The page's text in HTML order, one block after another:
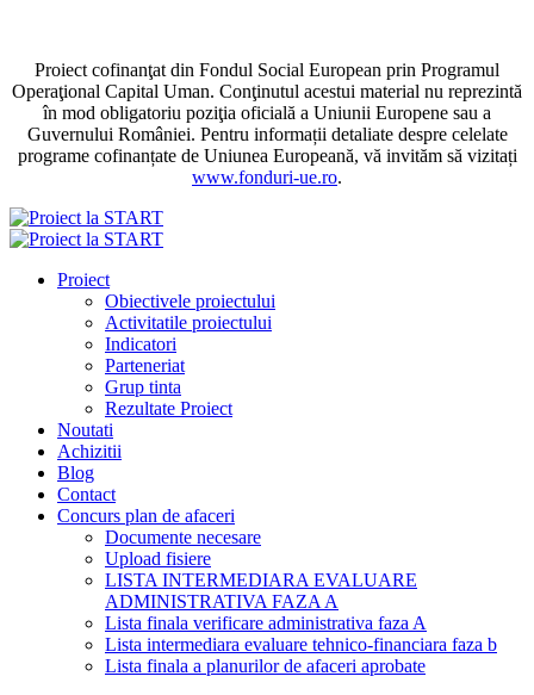
Proiect cofinanţat din Fondul Social European prin Programul
Operaţional Capital Uman. Conţinutul acestui material nu reprezintă
în mod obligatoriu poziţia oficială a Uniunii Europene sau a
Guvernului României. Pentru informații detaliate despre celelate
programe cofinanțate de Uniunea Europeană, vă invităm să vizitați
www.fonduri-ue.ro.
Proiect
Obiectivele proiectului
Activitatile proiectului
Indicatori
Parteneriat
Grup tinta
Rezultate Proiect
Noutati
Achizitii
Blog
Contact
Concurs plan de afaceri
Documente necesare
Upload fisiere
LISTA INTERMEDIARA EVALUARE
ADMINISTRATIVA FAZA A
Lista finala verificare administrativa faza A
Lista intermediara evaluare tehnico-financiara faza b
Lista finala a planurilor de afaceri aprobate